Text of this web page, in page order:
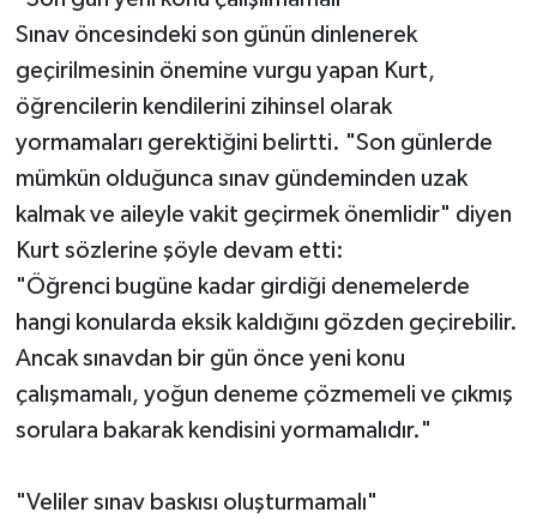
Sınav öncesindeki son günün dinlenerek
geçirilmesinin önemine vurgu yapan Kurt,
öğrencilerin kendilerini zihinsel olarak
yormamaları gerektiğini belirtti. "Son günlerde
mümkün olduğunca sınav gündeminden uzak
kalmak ve aileyle vakit geçirmek önemlidir" diyen
Kurt sözlerine şöyle devam etti:
"Öğrenci bugüne kadar girdiği denemelerde
hangi konularda eksik kaldığını gözden geçirebilir.
Ancak sınavdan bir gün önce yeni konu
çalışmamalı, yoğun deneme çözmemeli ve çıkmış
sorulara bakarak kendisini yormamalıdır."
"Veliler sınav baskısı oluşturmamalı"